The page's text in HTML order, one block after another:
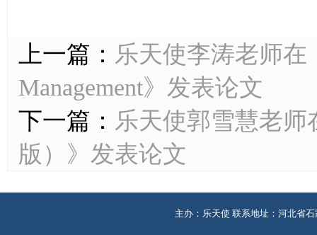
上一篇： 乐天使李涛老师在
Management》发表论文
下一篇： 乐天使郭雪慧老
版）》发表论文
主办：乐天使 联系地址：河北省